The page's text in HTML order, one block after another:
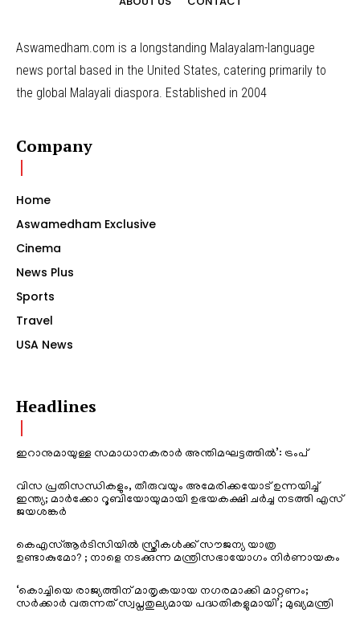
Aswamedham.com is a longstanding Malayalam-language
news portal based in the United States, catering primarily to
the global Malayali diaspora. Established in 2004
Company
Home
Aswamedham Exclusive
Cinema
News Plus
Sports
Travel
USA News
Headlines
ഇറാനുമായുള്ള സമാധാനകരാർ അന്തിമഘട്ടത്തിൽ‌’: ട്രംപ്
വിസ പ്രതിസന്ധികളും, തീരുവയും അമേരിക്കയോട് ഉന്നയിച്ച്
ഇന്ത്യ; മാർക്കോ റൂബിയോയുമായി ഉഭയകക്ഷി ചർച്ച നടത്തി എസ്
ജയശങ്കർ
കെഎസ്ആർടിസിയിൽ സ്ത്രീകൾക്ക് സൗജന്യ യാത്ര
ഉണ്ടാകുമോ? ; നാളെ നടക്കുന്ന മന്ത്രിസഭായോഗം നിർണായകം
‘കൊച്ചിയെ രാജ്യത്തിന് മാതൃകയായ നഗരമാക്കി മാറ്റണം;
സർക്കാർ വരുന്നത് സ്വപ്നതുല്യമായ പദ്ധതികളുമായി’; മുഖ്യമന്ത്രി